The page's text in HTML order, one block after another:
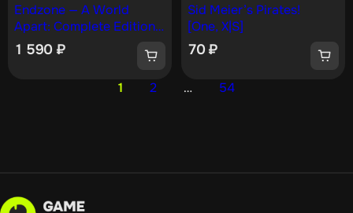
Endzone — A World
Apart: Complete Edition
[One, X|S]
1 590 ₽
Sid Meier’s Pirates!
[One, X|S]
70₽
1 2 … 54